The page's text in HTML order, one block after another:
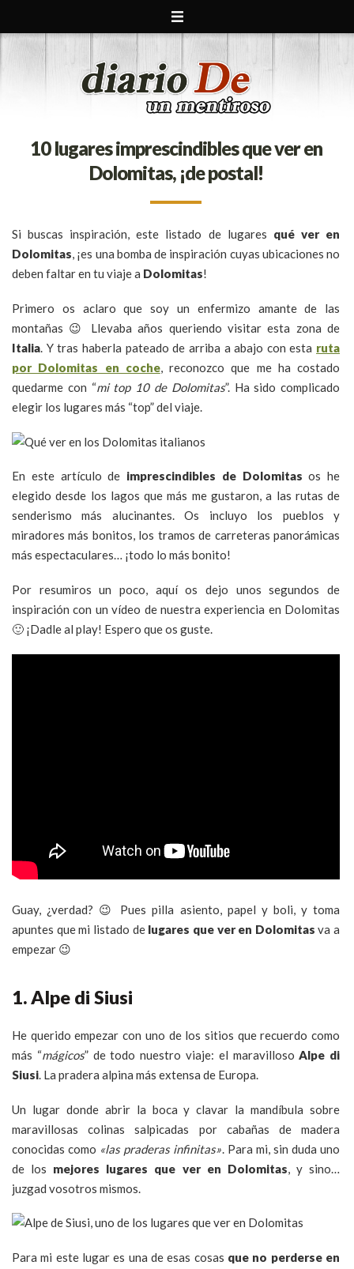
10 lugares imprescindibles que ver en
Dolomitas, ¡de postal!
Si buscas inspiración, este listado de lugares qué ver en
Dolomitas, ¡es una bomba de inspiración cuyas ubicaciones no
deben faltar en tu viaje a Dolomitas!
Primero os aclaro que soy un enfermizo amante de las
montañas 😉 Llevaba años queriendo visitar esta zona de
Italia. Y tras haberla pateado de arriba a abajo con esta ruta
por Dolomitas en coche, reconozco que me ha costado
quedarme con “mi top 10 de Dolomitas”. Ha sido complicado
elegir los lugares más “top” del viaje.
En este artículo de imprescindibles de Dolomitas os he
elegido desde los lagos que más me gustaron, a las rutas de
senderismo más alucinantes. Os incluyo los pueblos y
miradores más bonitos, los tramos de carreteras panorámicas
más espectaculares… ¡todo lo más bonito!
Por resumiros un poco, aquí os dejo unos segundos de
inspiración con un vídeo de nuestra experiencia en Dolomitas
🙂 ¡Dadle al play! Espero que os guste.
Guay, ¿verdad? 😉 Pues pilla asiento, papel y boli, y toma
apuntes que mi listado de lugares que ver en Dolomitas va a
empezar 😉
1. Alpe di Siusi
He querido empezar con uno de los sitios que recuerdo como
más “mágicos” de todo nuestro viaje: el maravillosoAlpe di
Siusi. La pradera alpina más extensa de Europa.
Un lugar donde abrir la boca y clavar la mandíbula sobre
maravillosas colinas salpicadas por cabañas de madera
conocidas como «las praderas infinitas». Para mi, sin duda uno
de los mejores lugares que ver en Dolomitas, y sino…
juzgad vosotros mismos.
Para mi este lugar es una de esas cosas que no perderse en